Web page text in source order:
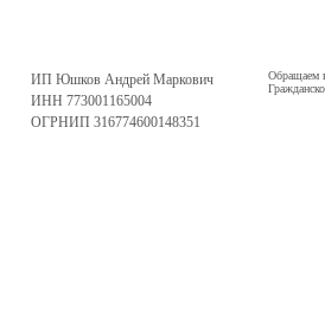
ИП Юшков Андрей Маркович
ИНН 773001165004
ОГРНИП 316774600148351
Обращаем